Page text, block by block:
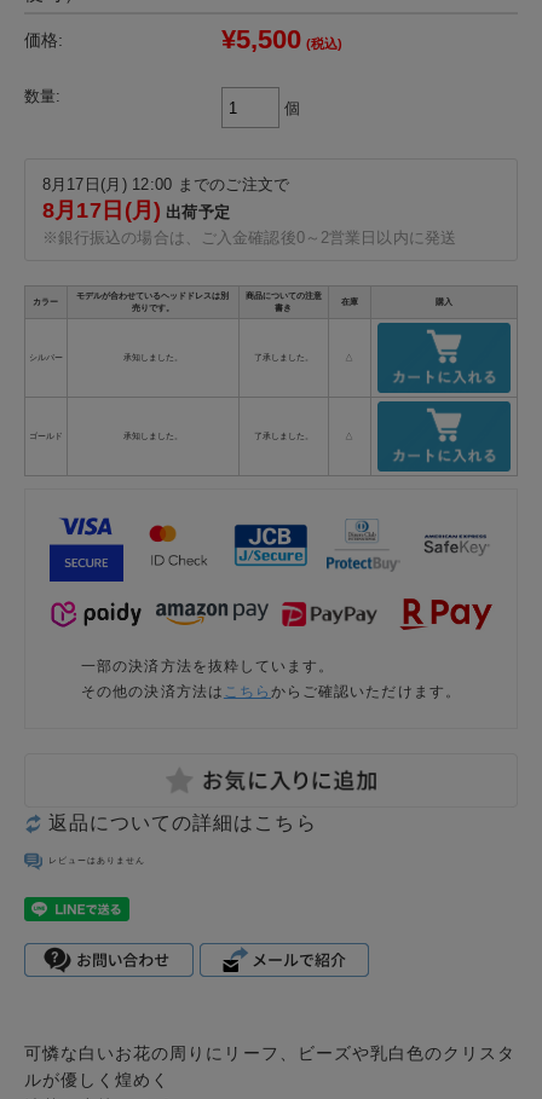
価格: ¥5,500 (税込)
数量:
個
8月17日(月) 12:00 までのご注文で
8月17日(月)出荷予定
※銀行振込の場合は、ご入金確認後0～2営業日以内に発送
カラー
モデルが合わせているヘッドドレスは別
売りです。
商品についての注意
書き
在庫 購入
シルバー 承知しました。 了承しました。 △
ゴールド 承知しました。 了承しました。 △
一部の決済方法を抜粋しています。
その他の決済方法は こちら からご確認いただけます。
返品についての詳細はこちら
レビューはありません
可憐な白いお花の周りにリーフ、ビーズや乳白色のクリスタ
ルが優しく煌めく